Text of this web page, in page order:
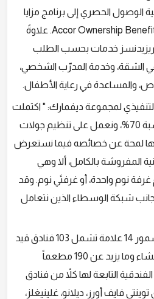
الوصول الحصري إلى برنامج مزايا
المُلاّك من أكور Accor Ownership Benefits Program. علاوةً
ريزيدنسز خدمات بحسب الطلب
الشقة، وخدمة المدرّب الشخصي،
والمساعدة في رعاية الأطفال.
لمجموعة ديفمارك: " اكتملت
مرحلة البناء في المشروع بنسبة 70%، ونعمل على تنظيم جولات
لمحة عن خصائصه فيما نستعرض
المفروشة بالكامل، ألا وهي
نوم واحدة، أو غرفتَي نوم. وقد
جانب شبكة الوسطاء الذين نتعامل
وتضم محفظة مجموعة إنيسمور 14 علامة تشمل 103 فنادق قيد
التشغيل و144 فندقاً قيد الإنشاء وما يزيد عن 190 مطعماً
التابعة لها كلاً من فنادق
فايف أورز، ديلانو، غلينيغلز،